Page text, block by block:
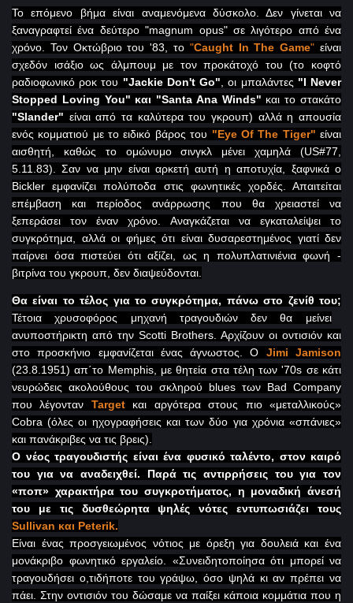
Το επόμενο βήμα είναι αναμενόμενα δύσκολο. Δεν γίνεται να
ξαναγραφτεί ένα δεύτερο "magnum opus" σε λιγότερο από ένα
χρόνο. Τον Οκτώβριο του '83, το "Caught In The Game" είναι
σχεδόν ισάξιο ως άλμπουμ με τον προκάτοχό του (το κοφτό
ραδιοφωνικό ροκ του "Jackie Don't Go" , οι μπαλάντες "I Never
Stopped Loving You" και "Santa Ana Winds" και το στακάτο
"Slander" είναι από τα καλύτερα του γκρουπ) αλλά η απουσία
ενός κομματιού με το ειδικό βάρος του "Eye Of The Tiger" είναι
αισθητή, καθώς το ομώνυμο σινγκλ μένει χαμηλά (US#77,
5.11.83). Σαν να μην είναι αρκετή αυτή η αποτυχία, ξαφνικά ο
Bickler εμφανίζει πολύποδα στις φωνητικές χορδές. Απαιτείται
επέμβαση και περίοδος ανάρρωσης που θα χρειαστεί να
ξεπεράσει τον έναν χρόνο. Αναγκάζεται να εγκαταλείψει το
συγκρότημα, αλλά οι φήμες ότι είναι δυσαρεστημένος γιατί δεν
παίρνει όσα πιστεύει ότι αξίζει, ως η πολυπλατινιένια φωνή -
βιτρίνα του γκρουπ, δεν διαψεύδονται.
Θα είναι το τέλος για το συγκρότημα, πάνω στο ζενίθ του;
Τέτοια χρυσοφόρος μηχανή τραγουδιών δεν θα μείνει
ανυποστήρικτη από την Scotti Brothers. Αρχίζουν οι οντισιόν και
στο προσκήνιο εμφανίζεται ένας άγνωστος. Ο Jimi
Jamison
(23.8.1951) απ΄το Memphis, με θητεία στα τέλη των '70s σε κάτι
νευρώδεις ακολούθους του σκληρού blues των Bad Company
που λέγονταν Target
και αργότερα στους πιο «μεταλλικούς»
Cobra (όλες οι ηχογραφήσεις και των δύο για χρόνια «σπάνιες»
και πανάκριβες να τις βρεις).
Ο νέος τραγουδιστής είναι ένα φυσικό ταλέντο, στον καιρό
του για να αναδειχθεί. Παρά τις αντιρρήσεις του για τον
«ποπ» χαρακτήρα του συγκροτήματος, η μοναδική άνεσή
του με τις δυσθεώρητα ψηλές νότες εντυπωσιάζει τους
Sullivan και Peterik.
Είναι ένας προσγειωμένος νότιος με όρεξη για δουλειά και ένα
μονάκριβο φωνητικό εργαλείο. «Συνειδητοποίησα ότι μπορεί να
τραγουδήσει ο,τιδήποτε του γράψω, όσο ψηλά κι αν πρέπει να
πάει. Στην oντισιόν του δώσαμε να παίξει κάποια κομμάτια που η